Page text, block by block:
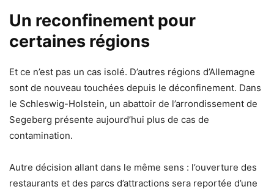
Un reconfinement pour
certaines régions
Et ce n’est pas un cas isolé. D’autres régions d’Allemagne
sont de nouveau touchées depuis le déconfinement. Dans
le Schleswig-Holstein, un abattoir de l’arrondissement de
Segeberg présente aujourd’hui plus de cas de
contamination.
Autre décision allant dans le même sens : l’ouverture des
restaurants et des parcs d’attractions sera reportée d’une